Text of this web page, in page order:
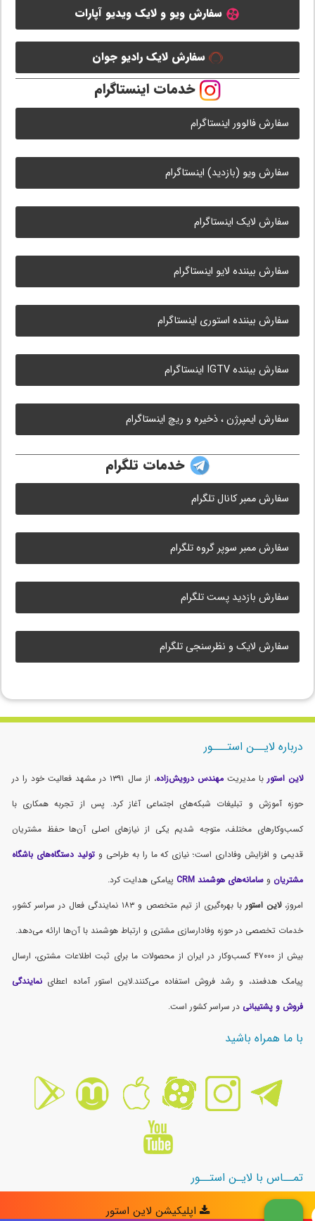
سفارش ویو و لایک ویدیو آپارات
سفارش لایک رادیو جوان
خدمات اینستاگرام
سفارش فالوور اینستاگرام
سفارش ویو (بازدید) اینستاگرام
سفارش لایک اینستاگرام
سفارش بیننده لایو اینستاگرام
سفارش بیننده استوری اینستاگرام
سفارش بیننده IGTV اینستاگرام
سفارش ایمپرژن ، ذخیره و ریچ اینستاگرام
خدمات تلگرام
سفارش ممبر کانال تلگرام
سفارش ممبر سوپر گروه تلگرام
سفارش بازدید پست تلگرام
سفارش لایک و نظرسنجی تلگرام